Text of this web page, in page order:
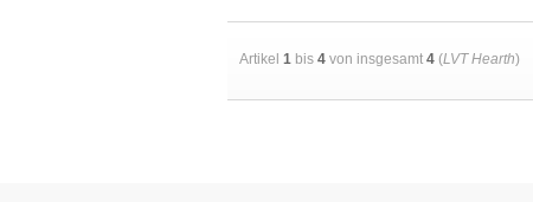
Artikel 1 bis 4 von insgesamt 4 (LVT Hearth)